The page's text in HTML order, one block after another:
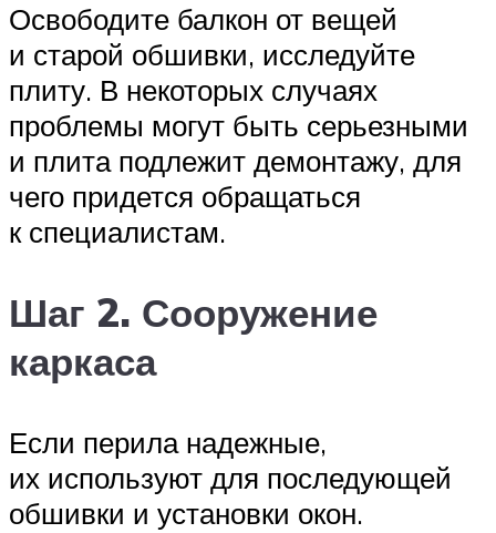
Освободите балкон от вещей
и старой обшивки, исследуйте
плиту. В некоторых случаях
проблемы могут быть серьезными
и плита подлежит демонтажу, для
чего придется обращаться
к специалистам.
Шаг 2. Сооружение
каркаса
Если перила надежные,
их используют для последующей
обшивки и установки окон.